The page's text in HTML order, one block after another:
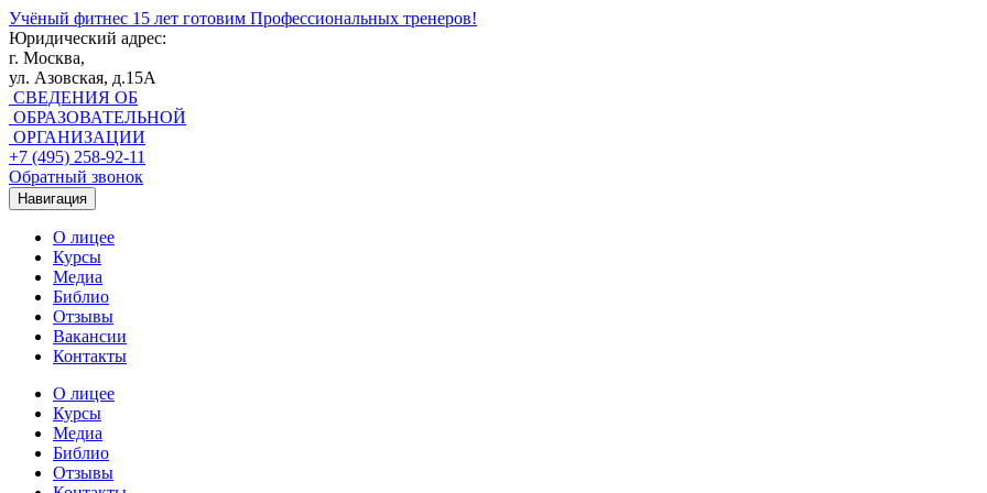
Учёный фитнес 15 лет готовим Профессиональных тренеров!
Юридический адрес:
г. Москва,
ул. Азовская, д.15А
СВЕДЕНИЯ ОБ
ОБРАЗОВАТЕЛЬНОЙ
ОРГАНИЗАЦИИ
+7 (495) 258-92-11
Обратный звонок
Навигация
О лицее
Курсы
Медиа
Библио
Отзывы
Вакансии
Контакты
О лицее
Курсы
Медиа
Библио
Отзывы